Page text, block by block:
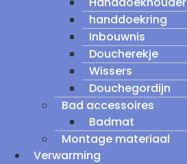
handdoekring
Inbouwnis
Doucherekje
Wissers
Douchegordijn
Bad accessoires
Badmat
Montage materiaal
Verwarming